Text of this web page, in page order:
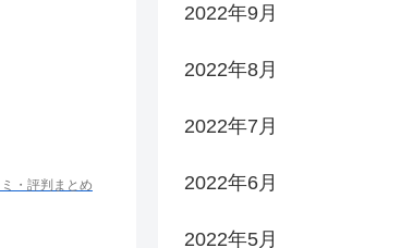
・評判まとめ
2022年9月
2022年8月
2022年7月
2022年6月
2022年5月